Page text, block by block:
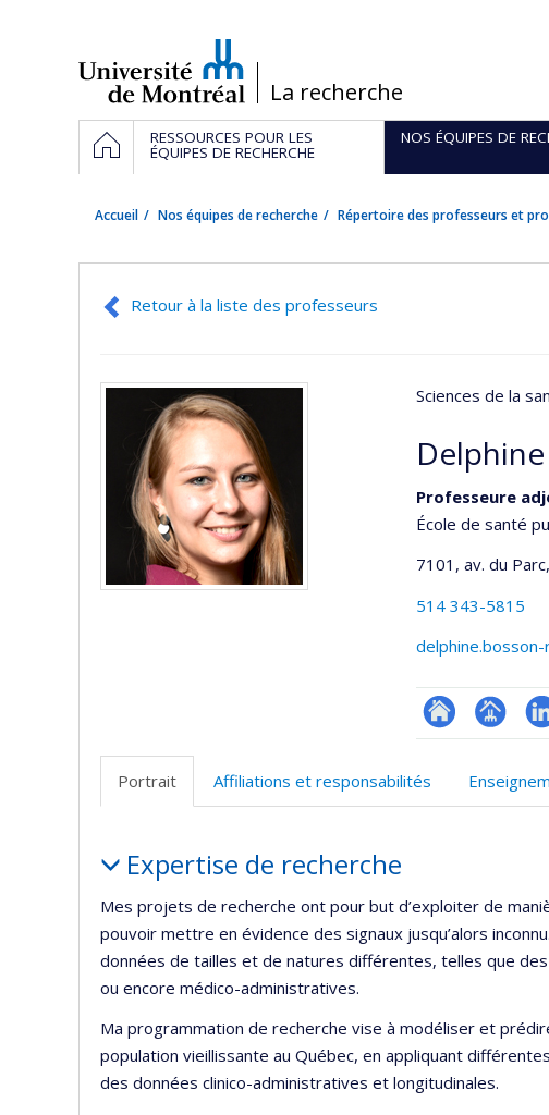
/La recherche
Navigation
principale
ACCUEILRESSOURCES POUR LES
ÉQUIPES DE RECHERCHE
NOS ÉQUIPES DE
Accueil Nos équipes de recherche Répertoire des professeurs et
Retour à la liste des professeurs
Sciences de la
Professeure
École de santé
7101, av. du Parc
514 343-5815
ResearchGate
Page
Portrait Affiliations et responsabilités
Expertise de recherche
Mes projets de recherche ont pour but d’exploiter de
pouvoir mettre en évidence des signaux jusqu’alors
données de tailles et de natures différentes, telles que
ou encore médico-administratives.
Ma programmation de recherche vise à modéliser et
population vieillissante au Québec, en appliquant
des données clinico-administratives et longitudinales.